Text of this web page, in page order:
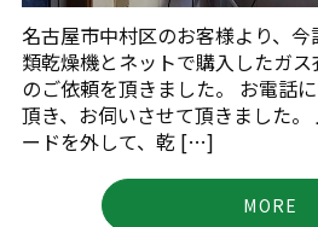
名古屋市中村区のお客様より、
類乾燥機とネットで購入したガ
のご依頼を頂きました。 お電話
頂き、お伺いさせて頂きました
ードを外して、乾 […]
MORE